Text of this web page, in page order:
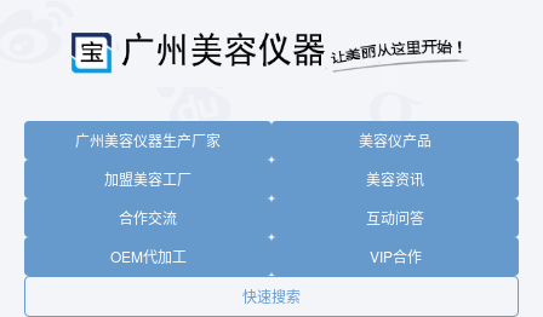
广州美容仪器生产厂家
美容仪产品
加盟美容工厂
美容资讯
合作交流
互动问答
OEM代加工
VIP合作
快速搜索